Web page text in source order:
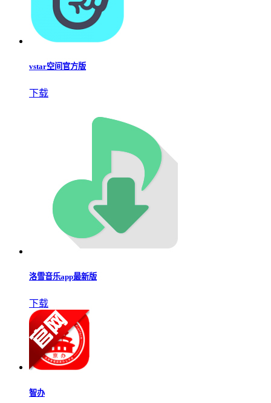
vstar空间官方版
下载
洛雪音乐app最新版
下载
智办